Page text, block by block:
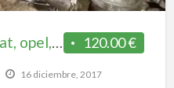
120.00 €
Turbo ford, renault, seat, opel, Madrid – san martin de la vega
16 diciembre, 2017